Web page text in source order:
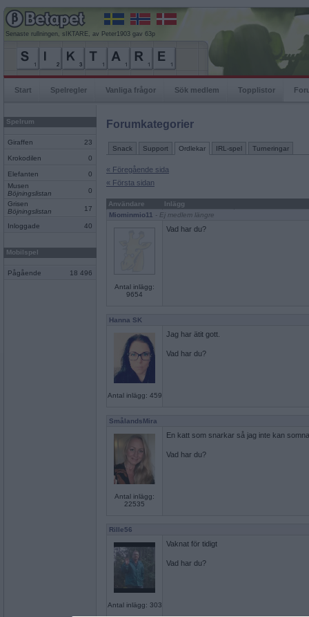
Senaste rullningen, sIKTARE, av Peter1903 gav 63p
Start Spelregler Vanliga frågor Sök medlem Topplistor
Spelrum
Giraffen 23
Krokodilen 0
Elefanten
0
Musen
Böjningslistan
0
Grisen
Böjningslistan
17
Inloggade 40
Mobilspel
Pågående 18 496
Forumkategorier
Snack Support Ordlekar IRL-spel Turneringar
« Föregående sida
« Första sidan
Användare
Inlägg
Miominmio11 - Ej medlem längre
Antal inlägg:
9654
Vad har du?
Hanna SK
Antal inlägg: 459
Jag har ätit gott.
Vad har du?
SmålandsMira
Antal inlägg:
22535
En katt som snarkar så jag inte kan somna
Vad har du?
Rille56
Antal inlägg: 303
Vaknat för tidigt
Vad har du?